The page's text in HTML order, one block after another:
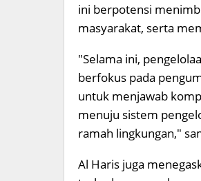
ini berpotensi
masyarakat, serta
"Selama ini,
berfokus pada
untuk menjawab
menuju sistem
ramah lingkungan,"
Al Haris juga